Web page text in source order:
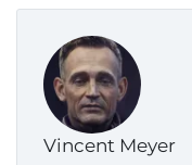
Vincent Meyer